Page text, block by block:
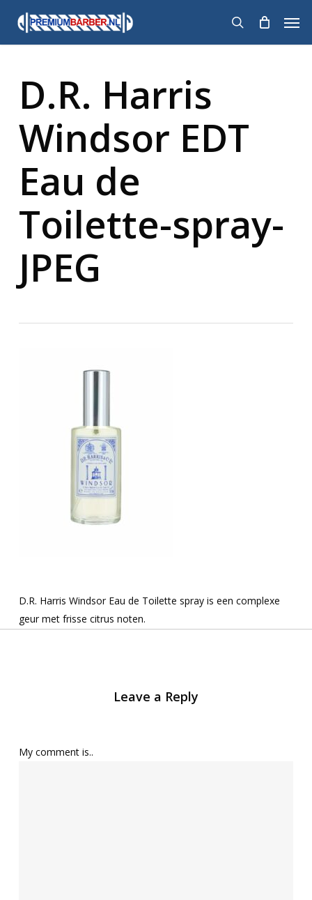
main
search
D.R. Harris
Windsor EDT
Eau de
Toilette-spray-
JPEG
D.R. Harris Windsor Eau de Toilette spray is een complexe
geur met frisse citrus noten.
Leave a Reply
My comment is..